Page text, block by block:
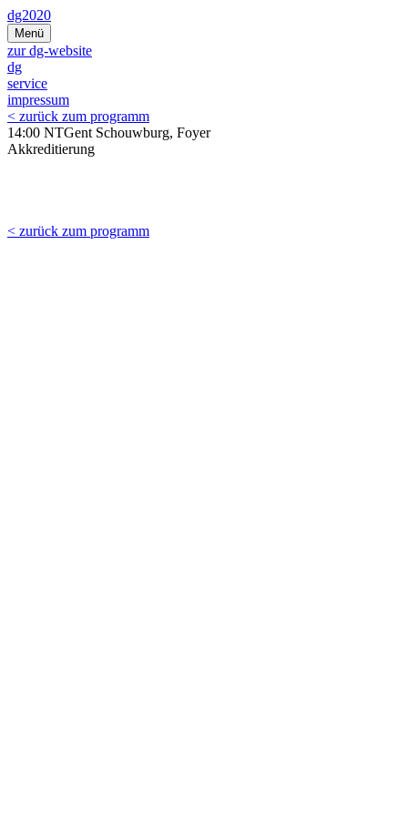
Zum
Inhalt
springen
dg2020
Menü
zur dg-website
dg
service
impressum
< zurück zum programm
14:00 NTGent Schouwburg, Foyer
Akkreditierung
< zurück zum programm